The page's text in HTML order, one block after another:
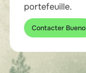
portefeuille.
Contacter Bueno